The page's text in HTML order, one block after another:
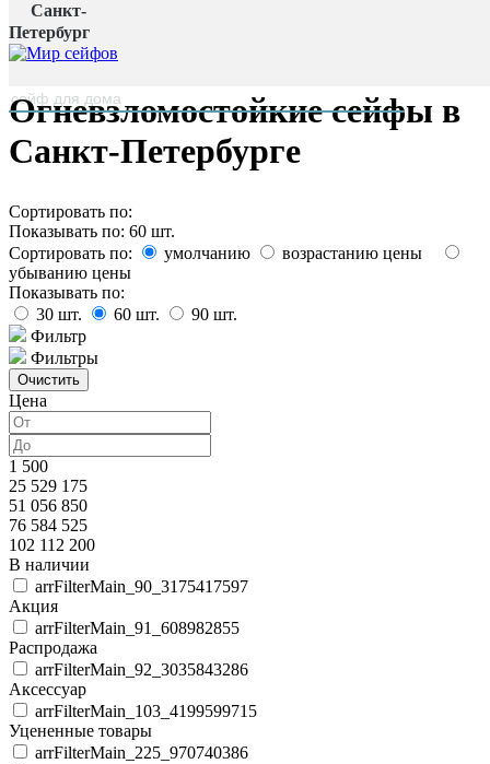
Санкт-
Петербург
Главная страница
Каталог
наверх
Огневзломостойкие сейфы в
Санкт-Петербурге
Сортировать по:
Показывать по: 60 шт.
Сортировать по:
умолчанию
возрастанию цены
убыванию цены
Показывать по:
30 шт. 60 шт. 90 шт.
Фильтр
Фильтры
Цена
1 500
25 529 175
51 056 850
76 584 525
102 112 200
В наличии
arrFilterMain_90_3175417597
Акция
arrFilterMain_91_608982855
Распродажа
arrFilterMain_92_3035843286
Аксессуар
arrFilterMain_103_4199599715
Уцененные товары
arrFilterMain_225_970740386